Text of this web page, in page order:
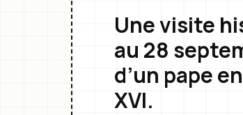
Une visite
au 28
d’un pape
XVI.